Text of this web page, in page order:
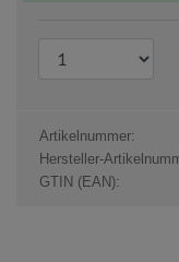
r
d
u
k
Artikelnummer:
Hersteller-
GTIN (EAN):